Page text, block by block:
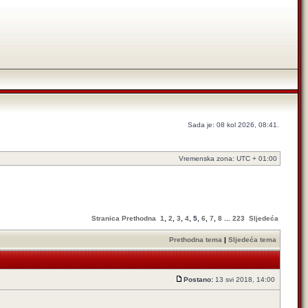
Sada je: 08 kol 2026, 08:41.
Vremenska zona: UTC + 01:00
Stranica Prethodna 1 2 3 4 5 6 7 8 223 Sljedeća
Prethodna tema | Sljedeća tema
Postano: 13 svi 2018, 14:00